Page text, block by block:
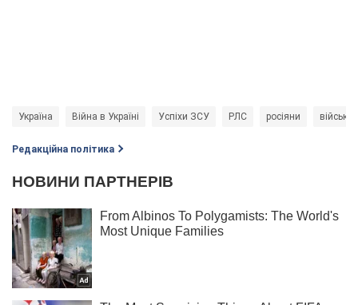
Україна Війна в Україні Успіхи ЗСУ РЛС росіяни
Редакційна політика